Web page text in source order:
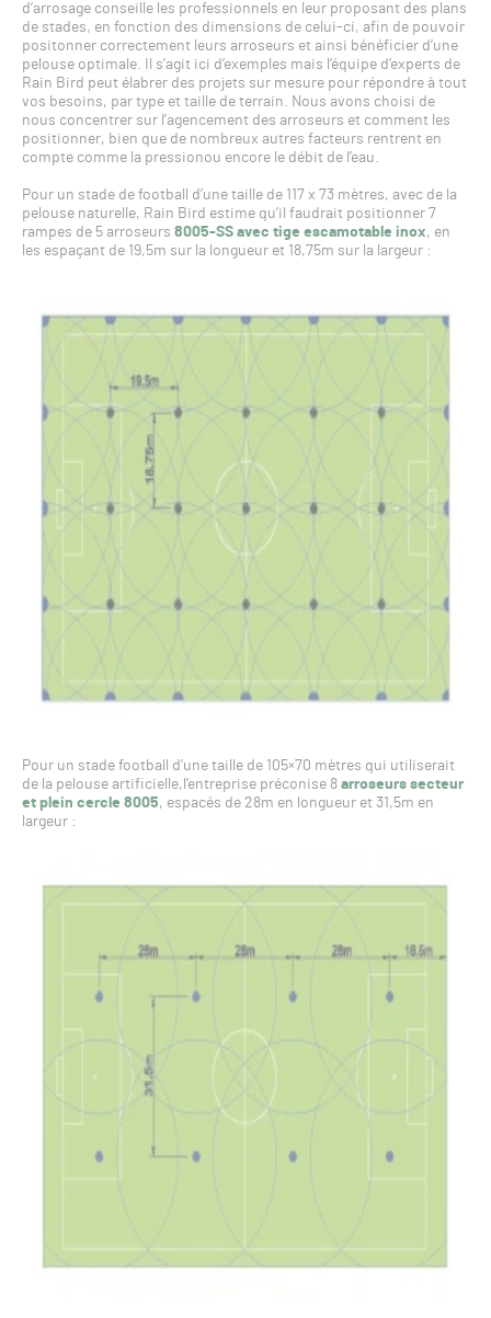
d’arrosage conseille les professionnels en leur proposant des plans
de stades, en fonction des dimensions de celui-ci, afin de pouvoir
positonner correctement leurs arroseurs et ainsi bénéficier d’une
pelouse optimale. Il s’agit ici d’exemples mais l’équipe d’experts de
Rain Bird peut élabrer des projets sur mesure pour répondre à tout
vos besoins, par type et taille de terrain. Nous avons choisi de
nous concentrer sur l’agencement des arroseurs et comment les
positionner, bien que de nombreux autres facteurs rentrent en
compte comme la pressionou encore le débit de l’eau.
Pour un stade de football d’une taille de 117 x 73 mètres, avec de la
pelouse naturelle, Rain Bird estime qu’il faudrait positionner 7
rampes de 5 arroseurs 8005-SS avec tige escamotable inox, en
les espaçant de 19,5m sur la longueur et 18,75m sur la largeur :
Pour un stade football d’une taille de 105×70 mètres qui utiliserait
de la pelouse artificielle,l’entreprise préconise 8 arroseurs secteur
et plein cercle 8005, espacés de 28m en longueur et 31,5m en
largeur :